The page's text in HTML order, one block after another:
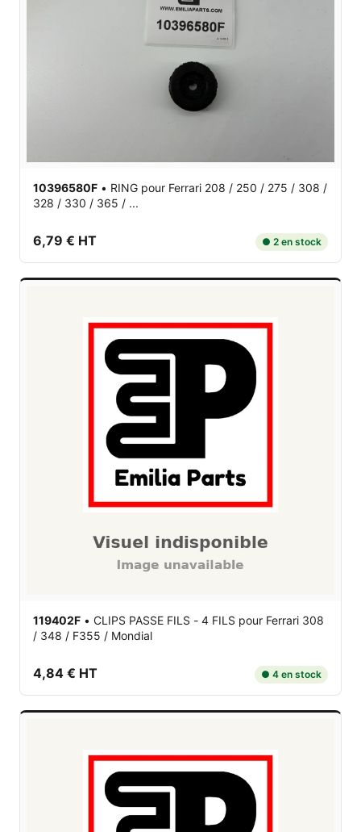
10396580F • RING pour Ferrari 208 / 250 / 275 / 308 /
328 / 330 / 365 / ...
6,79 € HT ● 2 en stock
119402F • CLIPS PASSE FILS - 4 FILS pour Ferrari 308
/ 348 / F355 / Mondial
4,84 € HT ● 4 en stock